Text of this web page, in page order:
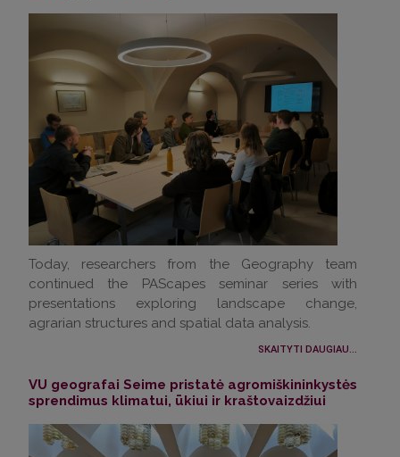
Today, researchers from the Geography team
continued the PAScapes seminar series with
presentations exploring landscape change,
agrarian structures and spatial data analysis.
SKAITYTI DAUGIAU...
VU geografai Seime pristatė agromiškininkystės
sprendimus klimatui, ūkiui ir kraštovaizdžiui